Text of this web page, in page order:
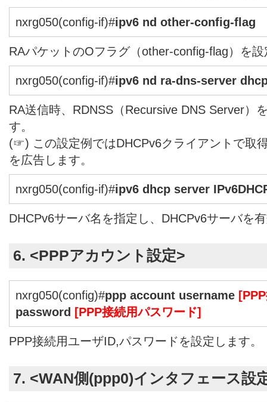
nxrg050(config-if)#ipv6 nd other-config-flag
RAパケットのOフラグ（other-config-flag）を
nxrg050(config-if)#ipv6 nd ra-dns-server
RA送信時、RDNSS（Recursive DNS Server）
す。
(☞) この設定例ではDHCPv6クライアントで取
を広告します。
nxrg050(config-if)#ipv6 dhcp server
DHCPv6サーバ名を指定し、DHCPv6サーバを
6. <PPPアカウント設定>
nxrg050(config)#ppp account username
password [PPP接続用パスワード]
PPP接続用ユーザID,パスワードを設定します。
7. <WAN側(ppp0)インタフェース設